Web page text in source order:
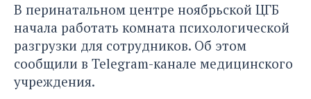
В перинатальном центре ноябрьской ЦГБ
начала работать комната психологической
разгрузки для сотрудников. Об этом
сообщили в Telegram-канале медицинского
учреждения.